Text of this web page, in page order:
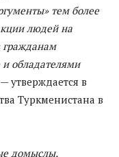
тем более
людей на
гражданам
обладателями
утверждается в
Туркменистана в
домыслы,